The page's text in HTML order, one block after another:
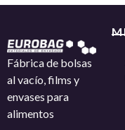
Fábrica de bolsas
al vacío, films y
envases para
alimentos